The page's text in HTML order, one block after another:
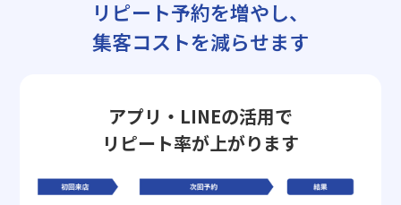
リピート予約を増やし、
集客コストを減らせます
アプリ・LINEの活用で
リピート率が上がります